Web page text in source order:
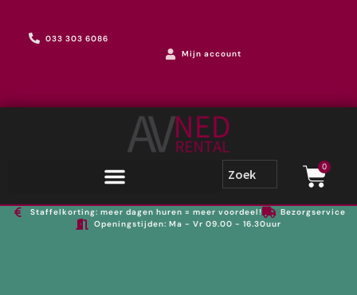
033 303 6086
Mijn account
0
Staffelkorting: meer dagen huren = meer voordeel!
Bezorgservice
Openingstijden: Ma - Vr 09.00 - 16.30uur